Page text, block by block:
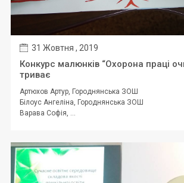
31 Жовтня , 2019
Конкурс малюнків “Охорона праці
триває
Артюхов Артур, Городнянська ЗОШ
Білоус Ангеліна, Городнянська ЗОШ
Варава Софія, ...